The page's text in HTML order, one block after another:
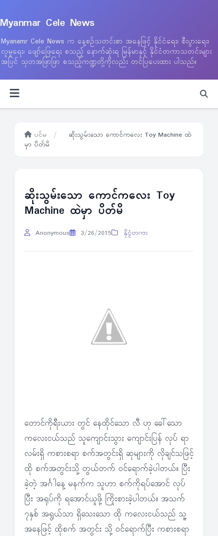
Myanmar Cele News
Myanamr Cele News က နေ့စဉ်သတင်းစာ အနေဖြင့် နိုင်ငံရေး၊ စီးပွားရေး၊
လူမှုရေး၊ ဖျော်ဖြေရေး စသည့် နောက်ဆုံးရ မြန်မာနှင့် နိုင်ငံတကာသတင်းများ
အပြင် သုတအဖြာဖြာ စသည့်ကဏ္ဍတို့ကိုလည်း တင်ပြပေးထား ပါသည်။
ပင်မ /
ဆိုးသွမ်းသော ကောင်ကလေး Toy Machine ထဲ
မှာ ပိတ်မိ
ဆိုးသွမ်းသော ကောင်ကလေး Toy
Machine ထဲမှာ ပိတ်မိ
Anonymous 3/26/2015 နိုင္ငံတကာ
တောင်ကိုရီးယား တွင် နေထိုင်သော လီ ဟု ခေါ်သော
ကလေးငယ်သည် သူကျောင်းသွား ကျောင်းပြန် လုပ် ရာ
လမ်းရှိ ကစားစရာ စက်အတွင်းရှိ ဆုများကို လိုချင်သဖြင့်
ထို စက်အတွင်းသို့ တွယ်တက် ဝင်ရောက်ခဲ့ပါတယ်။ ပြီး
ခဲ့တဲ့ အင်္ဂါနေ့ မနက်က သူဟာ စက်ကိုရပ်အောင် လုပ်
ပြီး အရုပ်ကို ရအောင်ယူဖို့ ကြိုးစားခဲ့ပါတယ်။ အသက်
၇နှစ် အရွယ်သာ ရှိသေးသော ထို ကလေးငယ်သည် သူ့
အနေဖြင့် ထိုစက် အတွင်း သို့ ဝင်ရောက်ပြီး ကစားစရာ